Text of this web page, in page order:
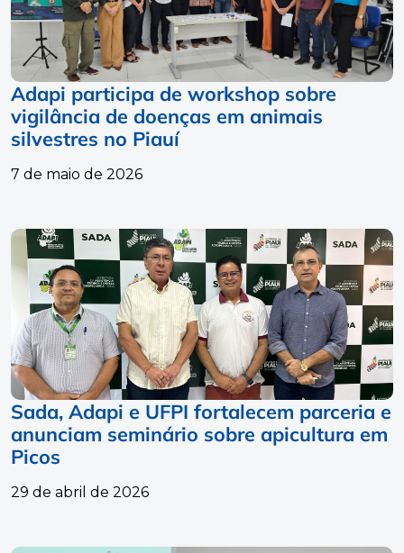
Adapi participa de workshop sobre
vigilância de doenças em animais
silvestres no Piauí
7 de maio de 2026
Sada, Adapi e UFPI fortalecem parceria e
anunciam seminário sobre apicultura em
Picos
29 de abril de 2026